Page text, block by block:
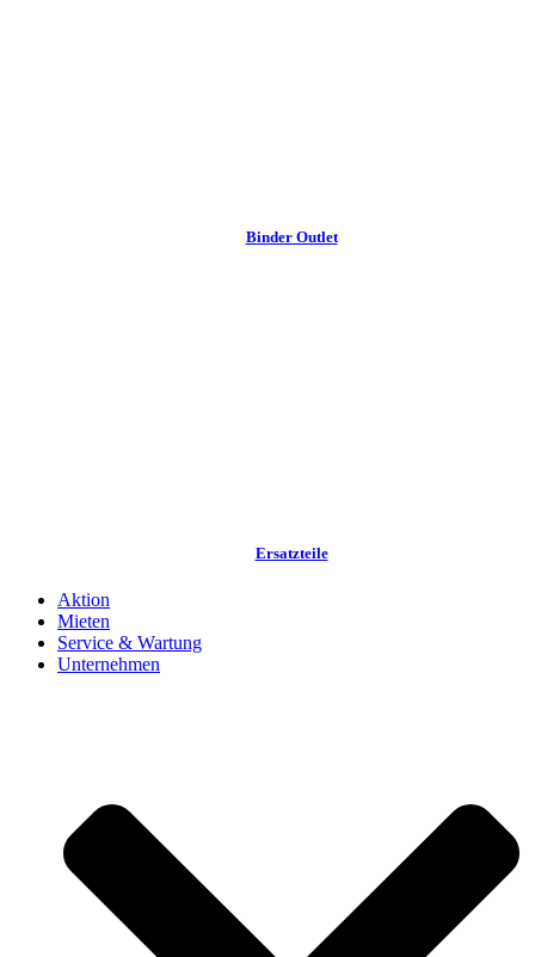
Binder Outlet
Ersatzteile
Aktion
Mieten
Service & Wartung
Unternehmen